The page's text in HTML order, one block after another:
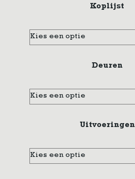
Koplijst
Deuren
Uitvoeringen